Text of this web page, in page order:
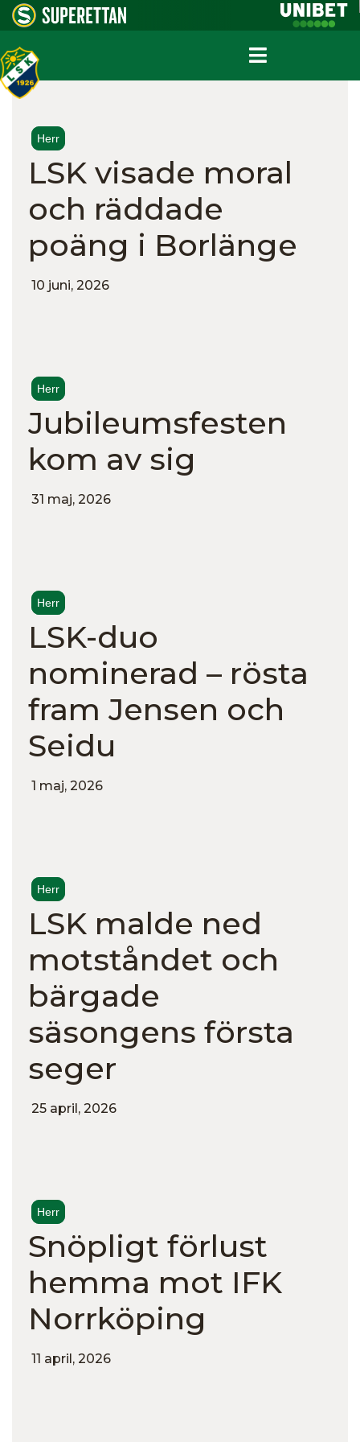
Herr
LSK visade moral
och räddade
poäng i Borlänge
10 juni, 2026
Herr
Jubileumsfesten
kom av sig
31 maj, 2026
Herr
LSK-duo
nominerad – rösta
fram Jensen och
Seidu
1 maj, 2026
Herr
LSK malde ned
motståndet och
bärgade
säsongens första
seger
25 april, 2026
Herr
Snöpligt förlust
hemma mot IFK
Norrköping
11 april, 2026